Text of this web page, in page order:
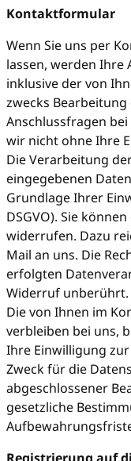
Kontaktformular
Wenn Sie uns per
lassen, werden
inklusive der von
zwecks
Anschlussfragen
wir nicht ohne Ihre
Die Verarbeitung
eingegebenen
Grundlage Ihrer
DSGVO). Sie
widerrufen. Dazu
Mail an uns. Die
erfolgten
Widerruf unberührt.
Die von Ihnen im
verbleiben bei uns,
Ihre Einwilligung
Zweck für die
abgeschlossener
gesetzliche
Registrierung auf